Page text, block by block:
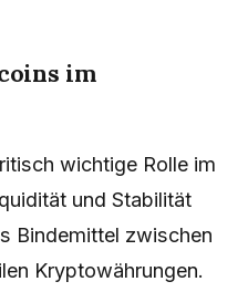
im
wichtige Rolle im
und Stabilität
Bindemittel zwischen
Kryptowährungen.